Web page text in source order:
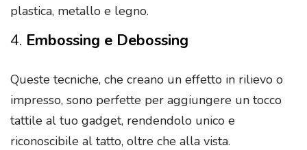
plastica, metallo e legno.
4. Embossing e Debossing
Queste tecniche, che creano un effetto in rilievo o
impresso, sono perfette per aggiungere un tocco
tattile al tuo gadget, rendendolo unico e
riconoscibile al tatto, oltre che alla vista.